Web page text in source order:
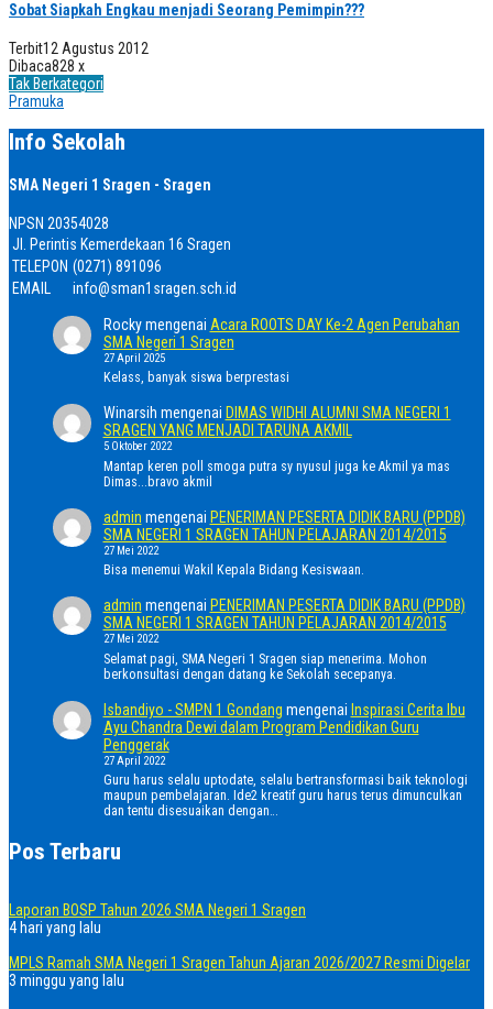
Sobat Siapkah Engkau menjadi Seorang Pemimpin???
Terbit12 Agustus 2012
Dibaca828 x
Tak Berkategori
Pramuka
Info Sekolah
SMA Negeri 1 Sragen - Sragen
NPSN 20354028
Jl. Perintis Kemerdekaan 16 Sragen
TELEPON (0271) 891096
EMAIL
info@sman1sragen.sch.id
Rockymengenai Acara ROOTS DAY Ke-2 Agen Perubahan
SMA Negeri 1 Sragen
27 April 2025
Kelass, banyak siswa berprestasi
Winarsih mengenai DIMAS WIDHI ALUMNI SMA NEGERI 1
SRAGEN YANG MENJADI TARUNA AKMIL
5 Oktober 2022
Mantap keren poll smoga putra sy nyusul juga ke Akmil ya mas
Dimas...bravo akmil
admin mengenai PENERIMAN PESERTA DIDIK BARU (PPDB)
SMA NEGERI 1 SRAGEN TAHUN PELAJARAN 2014/2015
27 Mei 2022
Bisa menemui Wakil Kepala Bidang Kesiswaan.
admin mengenai PENERIMAN PESERTA DIDIK BARU (PPDB)
SMA NEGERI 1 SRAGEN TAHUN PELAJARAN 2014/2015
27 Mei 2022
Selamat pagi, SMA Negeri 1 Sragen siap menerima. Mohon
berkonsultasi dengan datang ke Sekolah secepanya.
Isbandiyo - SMPN 1 Gondang mengenai Inspirasi Cerita Ibu
Ayu Chandra Dewi dalam Program Pendidikan Guru
Penggerak
27 April 2022
Guru harus selalu uptodate, selalu bertransformasi baik teknologi
maupun pembelajaran. Ide2 kreatif guru harus terus dimunculkan
dan tentu disesuaikan dengan…
Pos Terbaru
Laporan BOSP Tahun 2026 SMA Negeri 1 Sragen
4 hari yang lalu
MPLS Ramah SMA Negeri 1 Sragen Tahun Ajaran 2026/2027 Resmi Digelar
3 minggu yang lalu